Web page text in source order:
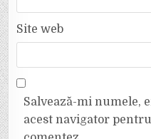
Site web
Salvează-mi numele,
acest navigator